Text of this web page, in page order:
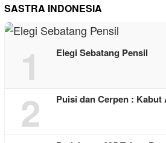
SASTRA INDONESIA
1 Elegi Sebatang Pensil
2 Puisi dan Cerpen : Kabut